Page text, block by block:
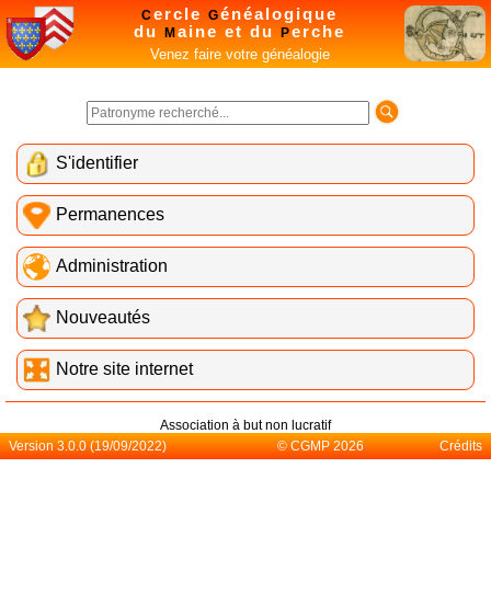
Cercle Généalogique
du
M aine et du Perche
Venez faire votre généalogie
S'identifier
Permanences
Administration
Nouveautés
Notre site internet
Association à but non lucratif
Version 3.0.0 (19/09/2022)
© CGMP 2026 Crédits